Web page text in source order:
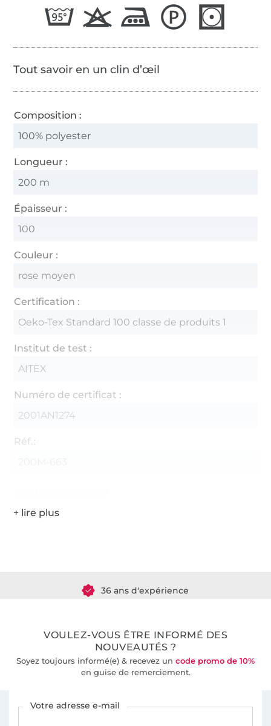
65/2
Tout savoir en un clin d’œil
Composition :
100% polyester
Longueur :
200 m
Épaisseur :
100
Couleur :
rose moyen
Certification :
Oeko-Tex Standard 100 classe de produits 1
Institut de test :
AITEX
Numéro de certificat :
2001AN1274
Réf.:
36 ans d'expérience
VOULEZ-VOUS ÊTRE INFORMÉ DES
NOUVEAUTÉS ?
Soyez toujours informé(e) & recevez un code promo de 10%
en guise de remerciement.
Votre adresse e-mail